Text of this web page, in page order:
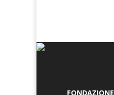
FONDAZIONE